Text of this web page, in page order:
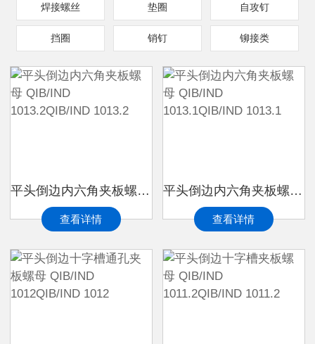
焊接螺丝 垫圈 自攻钉
挡圈 销钉 铆接类
平头倒边内六角夹板螺母 QIB/IND 1013.2QIB/IND 1013.2
查看详情
平头倒边内六角夹板螺母 QIB/IND 1013.1QIB/IND 1013.1
查看详情